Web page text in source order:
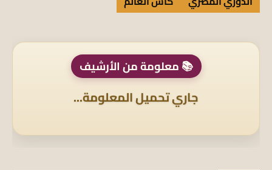
📚 معلومة من الأرشيف
جاري تحميل المعلومة...